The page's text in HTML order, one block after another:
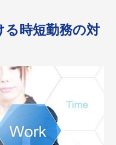
る時短勤務の対